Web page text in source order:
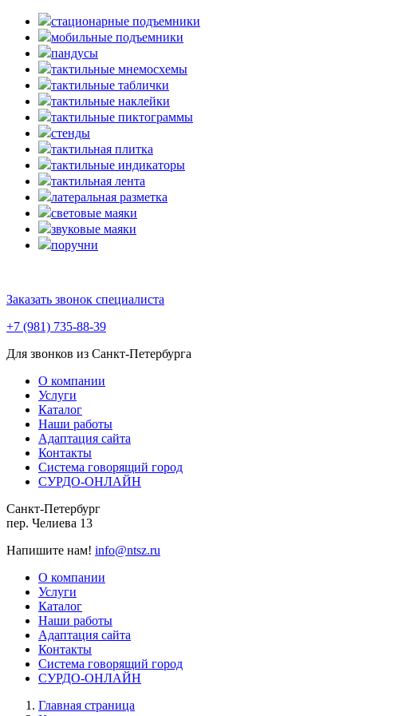
стационарные подъемники
мобильные подъемники
пандусы
тактильные мнемосхемы
тактильные таблички
тактильные наклейки
тактильные пиктограммы
стенды
тактильная плитка
тактильные индикаторы
тактильная лента
латеральная разметка
световые маяки
звуковые маяки
поручни
Заказать звонок специалиста
+7 (981) 735-88-39
Для звонков из Санкт-Петербурга
О компании
Услуги
Каталог
Наши работы
Адаптация сайта
Контакты
Система говорящий город
СУРДО-ОНЛАЙН
Санкт-Петербург
пер. Челиева 13
Напишите нам! info@ntsz.ru
О компании
Услуги
Каталог
Наши работы
Адаптация сайта
Контакты
Система говорящий город
СУРДО-ОНЛАЙН
Главная страница